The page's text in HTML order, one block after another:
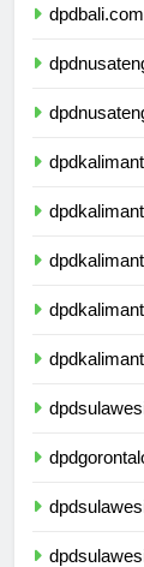
dpdbali.com